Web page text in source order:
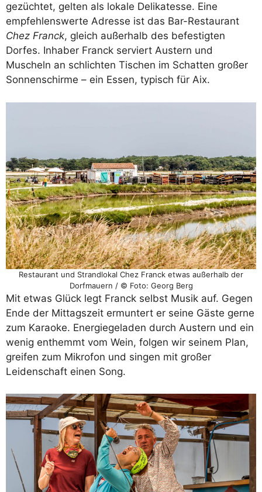
gezüchtet, gelten als lokale Delikatesse. Eine
empfehlenswerte Adresse ist das Bar-Restaurant
Chez Franck, gleich außerhalb des befestigten
Dorfes. Inhaber Franck serviert Austern und
Muscheln an schlichten Tischen im Schatten großer
Sonnenschirme – ein Essen, typisch für Aix.
Restaurant und Strandlokal Chez Franck etwas außerhalb der
Dorfmauern / © Foto: Georg Berg
Mit etwas Glück legt Franck selbst Musik auf. Gegen
Ende der Mittagszeit ermuntert er seine Gäste gerne
zum Karaoke. Energiegeladen durch Austern und ein
wenig enthemmt vom Wein, folgen wir seinem Plan,
greifen zum Mikrofon und singen mit großer
Leidenschaft einen Song.